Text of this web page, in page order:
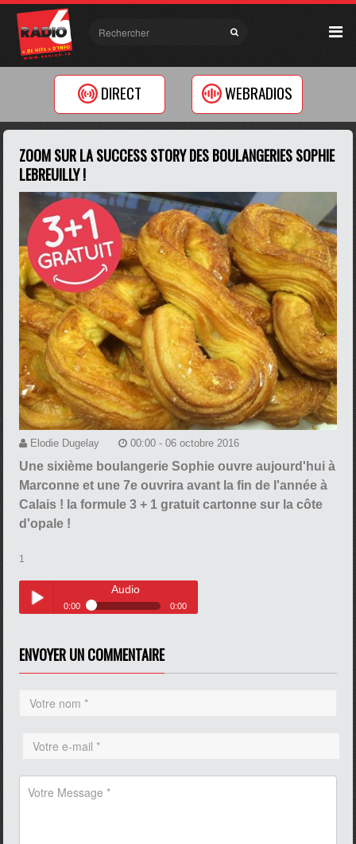
DIRECT WEBRADIOS
ZOOM SUR LA SUCCESS STORY DES BOULANGERIES SOPHIE
LEBREUILLY !
Elodie Dugelay 00:00 - 06 octobre 2016
Une sixième boulangerie Sophie ouvre aujourd'hui à
Marconne et une 7e ouvrira avant la fin de l'année à
Calais ! la formule 3 + 1 gratuit cartonne sur la côte
d'opale !
1
Audio
0:00 0:00
ENVOYER UN COMMENTAIRE